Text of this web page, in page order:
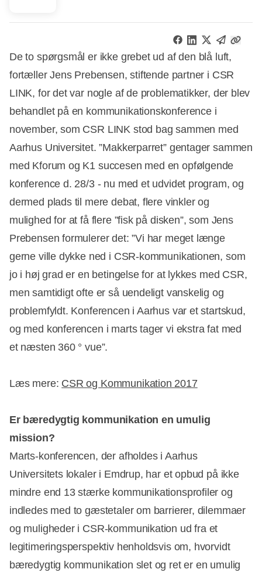
De to spørgsmål er ikke grebet ud af den blå luft,
fortæller Jens Prebensen, stiftende partner i CSR
LINK, for det var nogle af de problematikker, der blev
behandlet på en kommunikationskonference i
november, som CSR LINK stod bag sammen med
Aarhus Universitet. ”Makkerparret” gentager sammen
med Kforum og K1 succesen med en opfølgende
konference d. 28/3 - nu med et udvidet program, og
dermed plads til mere debat, flere vinkler og
mulighed for at få flere ”fisk på disken”, som Jens
Prebensen formulerer det: ”Vi har meget længe
gerne ville dykke ned i CSR-kommunikationen, som
jo i høj grad er en betingelse for at lykkes med CSR,
men samtidigt ofte er så uendeligt vanskelig og
problemfyldt. Konferencen i Aarhus var et startskud,
og med konferencen i marts tager vi ekstra fat med
et næsten 360 ° vue”.
Læs mere: CSR og Kommunikation 2017
Er bæredygtig kommunikation en umulig
mission?
Marts-konferencen, der afholdes i Aarhus
Universitets lokaler i Emdrup, har et opbud på ikke
mindre end 13 stærke kommunikationsprofiler og
indledes med to gæstetaler om barrierer, dilemmaer
og muligheder i CSR-kommunikation ud fra et
legitimeringsperspektiv henholdsvis om, hvorvidt
bæredygtig kommunikation slet og ret er en umulig